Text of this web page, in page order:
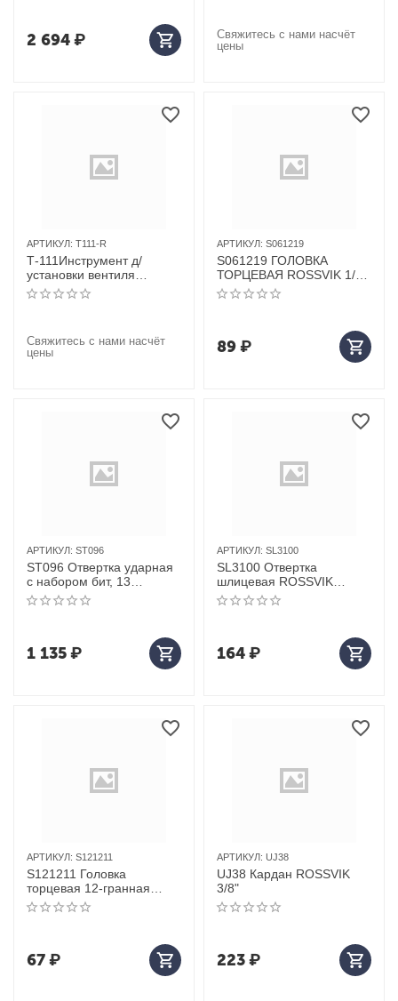
2 694₽
Свяжитесь с нами насчёт
цены
АРТИКУЛ: T111-R
Т-111Инструмент д/
установки вентиля
ПЛАСТИК VP-02
Свяжитесь с нами насчёт
цены
АРТИКУЛ: S061219
S061219 ГОЛОВКА
ТОРЦЕВАЯ ROSSVIK 1/2",
19ММ
89₽
АРТИКУЛ: ST096
ST096 Отвертка ударная
с набором бит, 13
предметов
1 135₽
АРТИКУЛ: SL3100
SL3100 Отвертка
шлицевая ROSSVIK
SL3*100мм
164₽
АРТИКУЛ: S121211
S121211 Головка
торцевая 12-гранная
ROSSVIK 1/2", 11мм
67₽
АРТИКУЛ: UJ38
UJ38 Кардан ROSSVIK
3/8"
223₽